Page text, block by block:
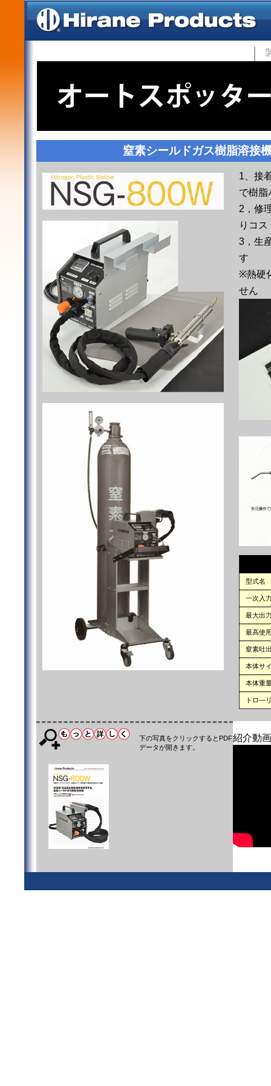
窒素シールドガス樹脂溶接
1、接
で樹脂
2，修
りコ
3，生
す
※熱硬
せん
型式名
一次入
最大出
最高使
窒素吐
本体サ
本体重
トロ―
下の写真をクリックするとPDF
データが開きます。
紹介動画